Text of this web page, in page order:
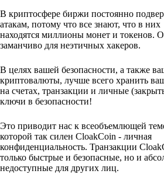
В криптосфере биржи постоянно
атакам, потому что все знают, что в них
находятся миллионы монет и токенов.
заманчиво для неэтичных хакеров.
В целях вашей безопасности, а также
криптовалюты, лучше всего хранить
на счетах, транзакции и личные
ключи в безопасности!
Это приводит нас к всеобъемлющей
которой так силен CloakCoin - личная
конфиденциальность. Транзакции
только быстрые и безопасные, но и
недоступные для других лиц.